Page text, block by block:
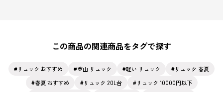
この商品の関連商品をタグで探す
リュック おすすめ 登山 リュック 軽い リュック
リュック 春夏
春夏 おすすめ
リュック 20L台
リュック 10000円以下